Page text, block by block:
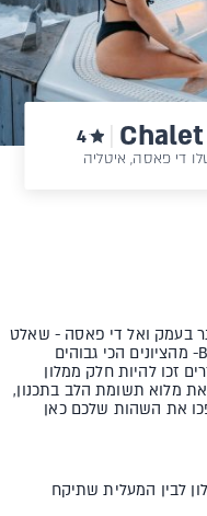
4
בעמק ואל די פאסה - שאלט
מרקורה, שמחזיק בציון 9.6 באתר BOOKING- מהציונים הכי גבוהים
באתר סקי באירופה! רק 19 חדרים זכו להיות חלק ממלון
מלוא תשומת הלב בתכנון,
את השהות שלכם כאן
לבין המעלית שתיקח